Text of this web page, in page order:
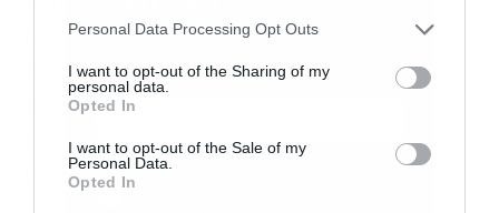
Personal Data Processing Opt Outs
I want to opt-out of the Sharing of my
personal data.
Opted In
I want to opt-out of the Sale of my
Personal Data.
Opted In
επιβεβαίωσε προηγούμενα ευρήματα ότι οι
καταναλωτές που λαμβάνουν έντυπους
καταλόγους και ηλεκτρονικά μηνύματα
ξοδεύουν περισσότερα από εκείνους που
λαμβάνουν μόνο ψηφιακό μάρκετινγκ.
newsletter
Αποδέχομαι τους